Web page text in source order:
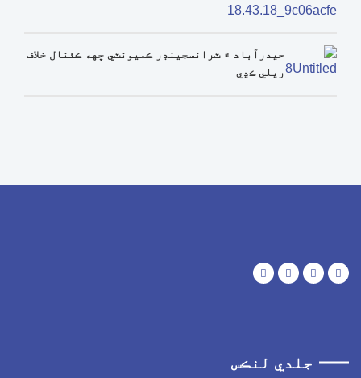
حيدرآباد ۾ ٽرانسجينڊر ڪميونٽي ڇهه ڪئنال خلاف
ريلي ڪڍي
جلدي لنڪس